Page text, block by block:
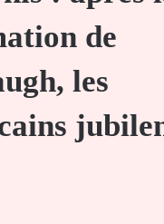
de
les